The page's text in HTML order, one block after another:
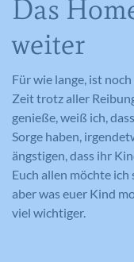
Das
weiter
Für wie lange, ist
Zeit trotz aller
genieße, weiß ich,
Sorge haben,
ängstigen, dass ihr
Euch allen möchte
aber was euer Kind
viel wichtiger.